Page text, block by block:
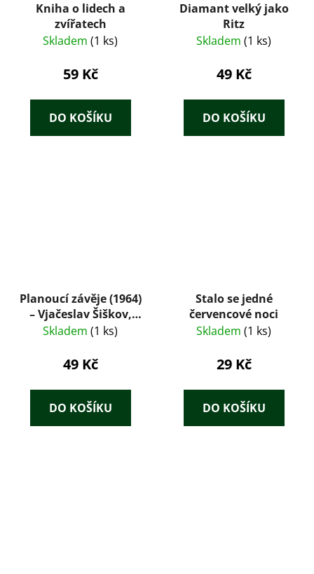
Kniha o lidech a
zvířatech
Skladem (1 ks)
59 Kč
DO KOŠÍKU
Diamant velký jako
Ritz
Skladem (1 ks)
49 Kč
DO KOŠÍKU
Planoucí závěje (1964)
– Vjačeslav Šiškov,
ilustrace Karel
Skladem (1 ks)
49 Kč
DO KOŠÍKU
Stalo se jedné
červencové noci
Skladem (1 ks)
29 Kč
DO KOŠÍKU